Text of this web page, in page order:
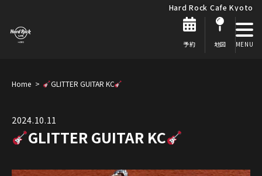
Hard Rock Cafe Kyoto
予約 地図
Home GLITTER GUITAR KC
2024.10.11
GLITTER GUITAR KC